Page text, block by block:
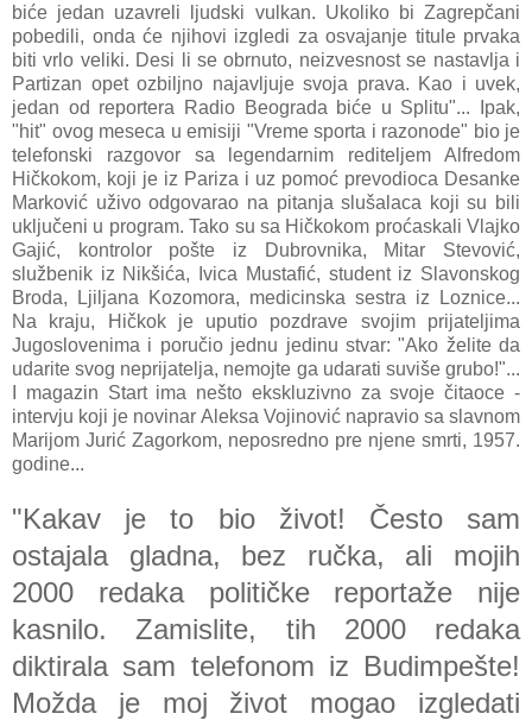
biće jedan uzavreli ljudski vulkan. Ukoliko bi Zagrepčani
pobedili, onda će njihovi izgledi za osvajanje titule prvaka
biti vrlo veliki. Desi li se obrnuto, neizvesnost se nastavlja i
Partizan opet ozbiljno najavljuje svoja prava. Kao i uvek,
jedan od reportera Radio Beograda biće u Splitu"... Ipak,
"hit" ovog meseca u emisiji "Vreme sporta i razonode" bio je
telefonski razgovor sa legendarnim rediteljem Alfredom
Hičkokom, koji je iz Pariza i uz pomoć prevodioca Desanke
Marković uživo odgovarao na pitanja slušalaca koji su bili
uključeni u program. Tako su sa Hičkokom proćaskali Vlajko
Gajić, kontrolor pošte iz Dubrovnika, Mitar Stevović,
službenik iz Nikšića, Ivica Mustafić, student iz Slavonskog
Broda, Ljiljana Kozomora, medicinska sestra iz Loznice...
Na kraju, Hičkok je uputio pozdrave svojim prijateljima
Jugoslovenima i poručio jednu jedinu stvar: "Ako želite da
udarite svog neprijatelja, nemojte ga udarati suviše grubo!"...
I magazin Start ima nešto ekskluzivno za svoje čitaoce -
intervju koji je novinar Aleksa Vojinović napravio sa slavnom
Marijom Jurić Zagorkom, neposredno pre njene smrti, 1957.
godine...
"Kakav je to bio život! Često sam
ostajala gladna, bez ručka, ali mojih
2000 redaka političke reportaže nije
kasnilo. Zamislite, tih 2000 redaka
diktirala sam telefonom iz Budimpešte!
Možda je moj život mogao izgledati